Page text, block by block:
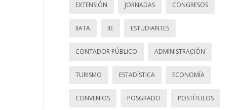
EXTENSIÓN JORNADAS CONGRESOS
IIATA IIE ESTUDIANTES
CONTADOR PÚBLICO ADMINISTRACIÓN
TURISMO ESTADÍSTICA ECONOMÍA
CONVENIOS POSGRADO POSTÍTULOS